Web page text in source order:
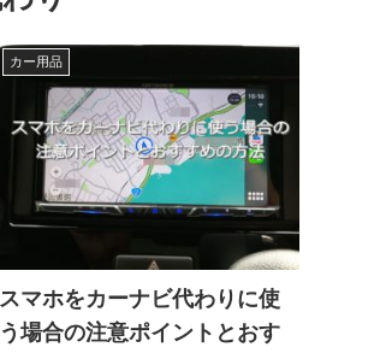
カー用品
スマホをカーナビ代わりに使
う場合の注意ポイントとおす